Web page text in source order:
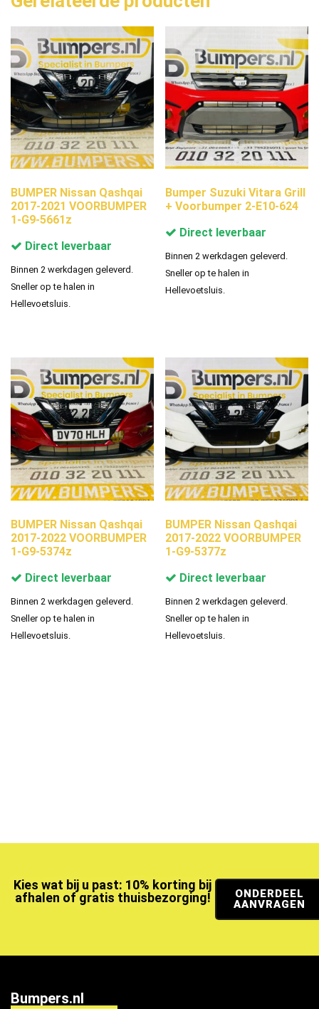
BUMPER Nissan Qashqai
2017-2021 VOORBUMPER
1-G9-5661z
Direct leverbaar
Binnen 2 werkdagen geleverd.
Sneller op te halen in
Hellevoetsluis.
Bumper Suzuki Vitara Grill
+ Voorbumper 2-E10-624
Direct leverbaar
Binnen 2 werkdagen geleverd.
Sneller op te halen in
Hellevoetsluis.
BUMPER Nissan Qashqai
2017-2022 VOORBUMPER
1-G9-5374z
Direct leverbaar
Binnen 2 werkdagen geleverd.
Sneller op te halen in
Hellevoetsluis.
BUMPER Nissan Qashqai
2017-2022 VOORBUMPER
1-G9-5377z
Direct leverbaar
Binnen 2 werkdagen geleverd.
Sneller op te halen in
Hellevoetsluis.
Kies wat bij u past: 10% korting bij
afhalen of gratis thuisbezorging!
ONDERDEEL
AANVRAGEN
Bumpers.nl